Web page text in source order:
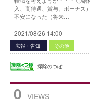
入、高待遇、賞与、ボーナ
不安になった（将来…
2021/08/26 14:00
広報・告知 その他
掃除のつぼ
0 VIEWS